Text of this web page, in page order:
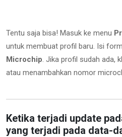
Tentu saja bisa! Masuk ke menu
untuk membuat profil baru. Isi
Microchip. Jika profil sudah ada,
atau menambahkan nomor
Ketika terjadi update
yang terjadi pada data-